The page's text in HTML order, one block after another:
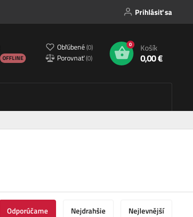
Prihlásiť sa
OFFLINE
Obľúbené(0)
Porovnať(0)
0 Košík
0,00 €
Odporúčame Nejdrahšie Nejlevnější